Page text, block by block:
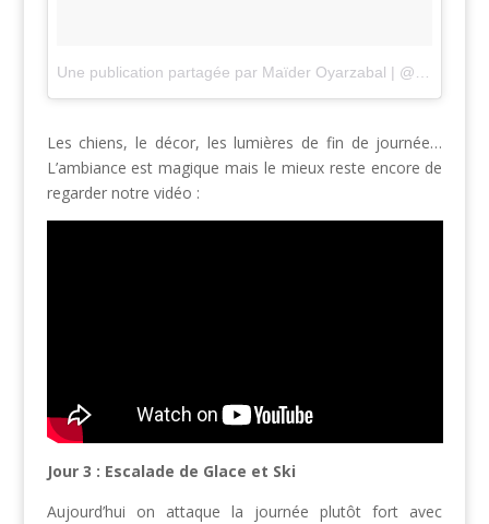
Les chiens, le décor, les lumières de fin de journée…
L’ambiance est magique mais le mieux reste encore de
regarder notre vidéo :
Jour 3 : Escalade de Glace et Ski
Aujourd’hui on attaque la journée plutôt fort avec